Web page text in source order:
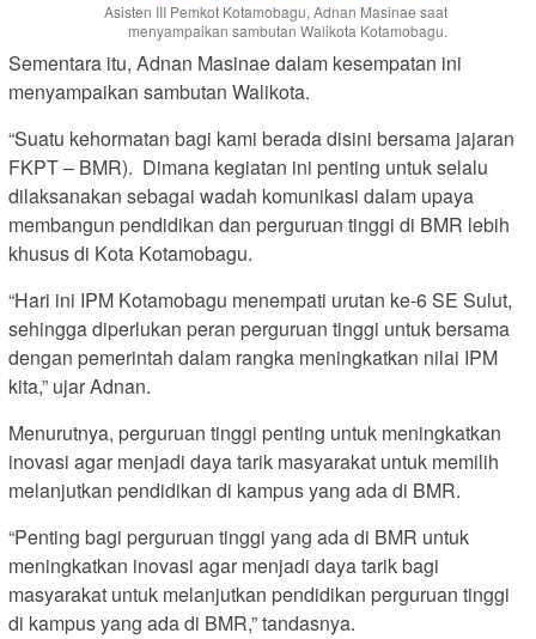
Asisten III Pemkot Kotamobagu, Adnan Masinae saat
menyampaikan sambutan Walikota Kotamobagu.
Sementara itu, Adnan Masinae dalam kesempatan ini
menyampaikan sambutan Walikota.
“Suatu kehormatan bagi kami berada disini bersama jajaran
FKPT – BMR). Dimana kegiatan ini penting untuk selalu
dilaksanakan sebagai wadah komunikasi dalam upaya
membangun pendidikan dan perguruan tinggi di BMR lebih
khusus di Kota Kotamobagu.
“Hari ini IPM Kotamobagu menempati urutan ke-6 SE Sulut,
sehingga diperlukan peran perguruan tinggi untuk bersama
dengan pemerintah dalam rangka meningkatkan nilai IPM
kita,” ujar Adnan.
Menurutnya, perguruan tinggi penting untuk meningkatkan
inovasi agar menjadi daya tarik masyarakat untuk memilih
melanjutkan pendidikan di kampus yang ada di BMR.
“Penting bagi perguruan tinggi yang ada di BMR untuk
meningkatkan inovasi agar menjadi daya tarik bagi
masyarakat untuk melanjutkan pendidikan perguruan tinggi
di kampus yang ada di BMR,” tandasnya.